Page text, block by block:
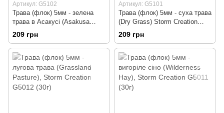
Артикул: G5102
Трава (флок) 5мм - зелена
трава в Асакусі (Asakusa
Green) Storm Creation G5102
209 грн
Артикул: G5101
Трава (флок) 5мм - суха трава
(Dry Grass) Storm Creation
G5101 (30г)
209 грн